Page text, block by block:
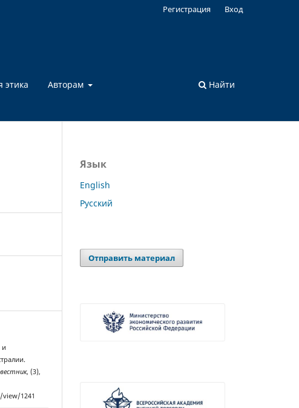
этика Авторам Найти
Регистрация Вход
и
, (3),
1241
Язык
English
Русский
Отправить материал